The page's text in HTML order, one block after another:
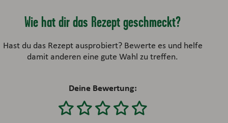
Wie hat dir das Rezept geschmeckt?
Hast du das Rezept ausprobiert? Bewerte es und helfe
damit anderen eine gute Wahl zu treffen.
Deine Bewertung: